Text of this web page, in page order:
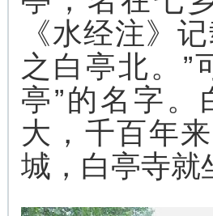
《水经注》
之白亭北。”
亭”的名字
大，千百年
城，白亭寺就